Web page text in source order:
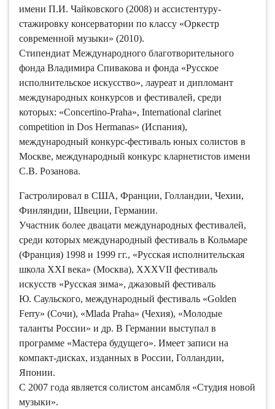
имени П.И. Чайковского (2008) и ассистентуру-
стажировку консерватории по классу «Оркестр
современной музыки» (2010).
Стипендиат Международного благотворительного
фонда Владимира Спивакова и фонда «Русское
исполнительское искусство», лауреат и дипломант
международных конкурсов и фестивалей, среди
которых: «Concertino-Praha», International clarinet
competition in Dos Hermanas» (Испания),
международный конкурс-фестиваль юных солистов в
Москве, международный конкурс кларнетистов имени
С.В. Розанова.
Гастролировал в США, Франции, Голландии, Чехии,
Финляндии, Швеции, Германии.
Участник более двацати международных фестивалей,
среди которых международный фестиваль в Кольмаре
(Франция) 1998 и 1999 гг., «Русская исполнительская
школа XXI века» (Москва), XXXVII фестиваль
искусств «Русская зима», джазовый фестиваль
Ю. Саульского, международный фестиваль «Golden
Ferry» (Сочи), «Mlada Praha» (Чехия), «Молодые
таланты России» и др. В Германии выступал в
программе «Мастера будущего». Имеет записи на
компакт-дисках, изданных в России, Голландии,
Японии.
С 2007 года является солистом ансамбля «Студия новой
музыки».